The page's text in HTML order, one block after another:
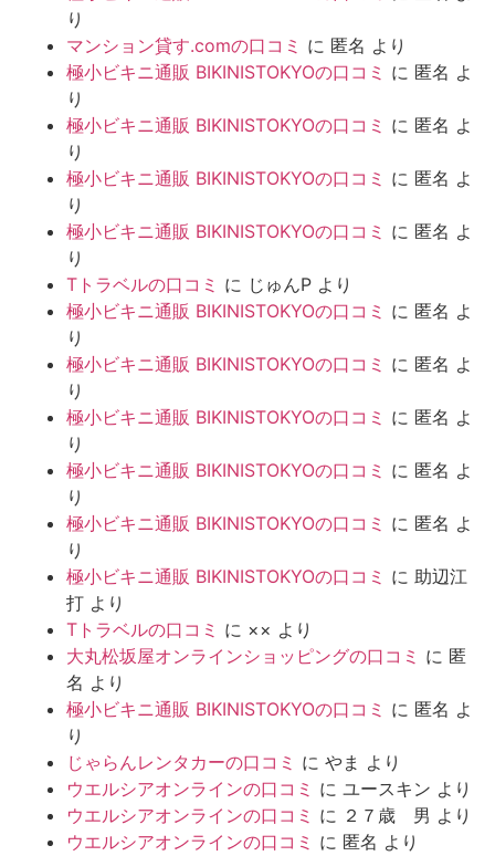
り
マンション貸す.comの口コミ に 匿名 より
極小ビキニ通販 BIKINISTOKYOの口コミ に 匿名 よ
り
極小ビキニ通販 BIKINISTOKYOの口コミ に 匿名 よ
り
極小ビキニ通販 BIKINISTOKYOの口コミ に 匿名 よ
り
極小ビキニ通販 BIKINISTOKYOの口コミ に 匿名 よ
り
Tトラベルの口コミ に じゅんP より
極小ビキニ通販 BIKINISTOKYOの口コミ に 匿名 よ
り
極小ビキニ通販 BIKINISTOKYOの口コミ に 匿名 よ
り
極小ビキニ通販 BIKINISTOKYOの口コミ に 匿名 よ
り
極小ビキニ通販 BIKINISTOKYOの口コミ に 匿名 よ
り
極小ビキニ通販 BIKINISTOKYOの口コミ に 匿名 よ
り
極小ビキニ通販 BIKINISTOKYOの口コミ に 助辺江
打 より
Tトラベルの口コミ に ×× より
大丸松坂屋オンラインショッピングの口コミ に 匿
名 より
極小ビキニ通販 BIKINISTOKYOの口コミ に 匿名 よ
り
じゃらんレンタカーの口コミ に やま より
ウエルシアオンラインの口コミ に ユースキン より
ウエルシアオンラインの口コミ に ２７歳 男 より
ウエルシアオンラインの口コミ に 匿名 より